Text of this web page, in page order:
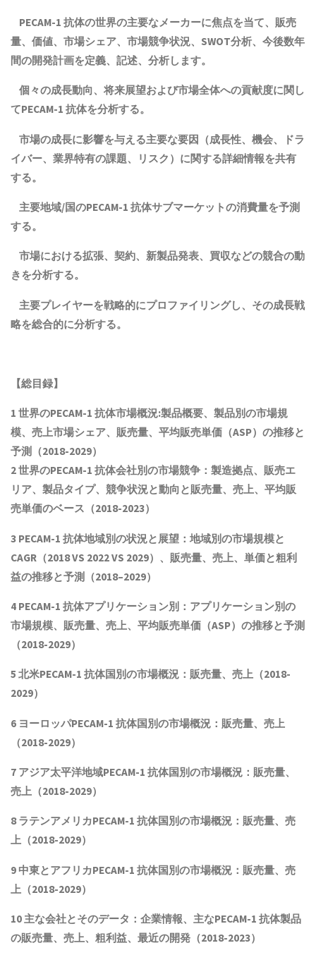
PECAM-1 抗体の世界の主要なメーカーに焦点を当て、販売
量、価値、市場シェア、市場競争状況、SWOT分析、今後数年
間の開発計画を定義、記述、分析します。
個々の成長動向、将来展望および市場全体への貢献度に関し
てPECAM-1 抗体を分析する。
市場の成長に影響を与える主要な要因（成長性、機会、ドラ
イバー、業界特有の課題、リスク）に関する詳細情報を共有
する。
主要地域/国のPECAM-1 抗体サブマーケットの消費量を予測
する。
市場における拡張、契約、新製品発表、買収などの競合の動
きを分析する。
主要プレイヤーを戦略的にプロファイリングし、その成長戦
略を総合的に分析する。
【総目録】
1 世界のPECAM-1 抗体市場概況:製品概要、製品別の市場規
模、売上市場シェア、販売量、平均販売単価（ASP）の推移と
予測（2018-2029）
2 世界のPECAM-1 抗体会社別の市場競争：製造拠点、販売エ
リア、製品タイプ、競争状況と動向と 販売量、売上、平均販
売単価のベース（2018-2023）
3 PECAM-1 抗体地域別の状況と展望：地域別の市場規模と
CAGR（2018 VS 2022 VS 2029）、販売量、売上、単価と粗利
益の推移と予測（2018–2029）
4 PECAM-1 抗体アプリケーション別：アプリケーション別の
市場規模、 販売量、売上、平均販売単価（ASP）の推移と予測
（2018-2029）
5 北米PECAM-1 抗体国別の市場概況：販売量、売上（2018-
2029）
6 ヨーロッパPECAM-1 抗体国別の市場概況：販売量、売上
（2018-2029）
7 アジア太平洋地域PECAM-1 抗体国別の市場概況：販売量、
売上（2018-2029）
8 ラテンアメリカPECAM-1 抗体国別の市場概況：販売量、売
上（2018-2029）
9 中東とアフリカPECAM-1 抗体国別の市場概況：販売量、売
上（2018-2029）
10 主な会社とそのデータ：企業情報、主なPECAM-1 抗体製品
の販売量、売上、粗利益、最近の開発（2018-2023）